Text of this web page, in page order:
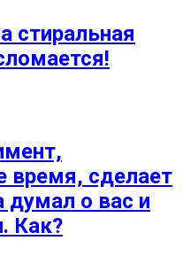
стиральная
время, сделает
о вас и
Как?